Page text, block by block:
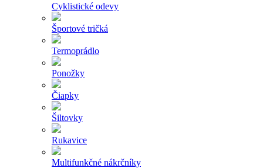
Cyklistické odevy
Športové tričká
Termoprádlo
Ponožky
Čiapky
Šiltovky
Rukavice
Multifunkčné nákrčníky